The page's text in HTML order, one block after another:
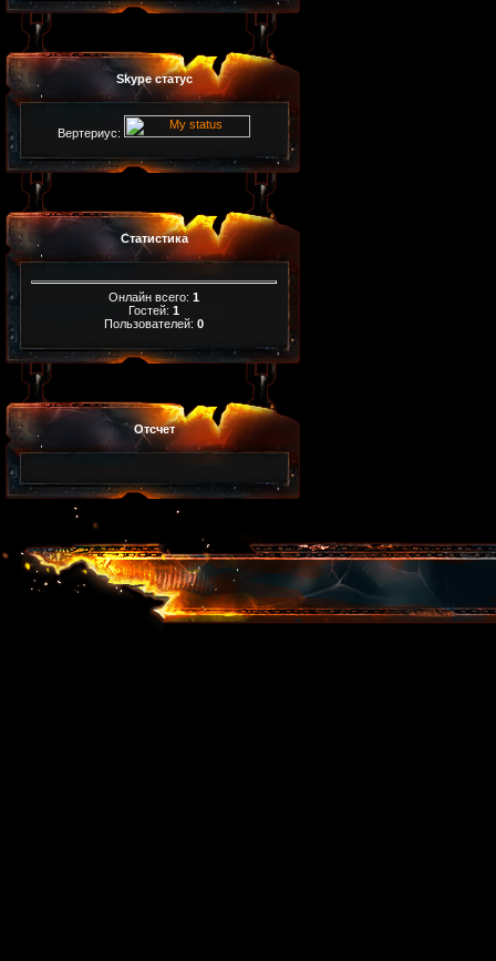
Skype статус
Вертериус:
Статистика
Онлайн всего: 1
Гостей: 1
Пользователей: 0
Отсчет